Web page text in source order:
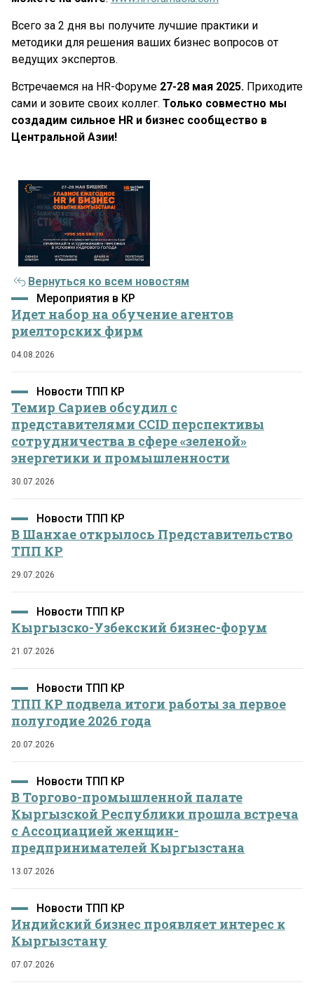
Всего за 2 дня вы получите лучшие практики и
методики для решения ваших бизнес вопросов от
ведущих экспертов.
Встречаемся на HR-Форуме 27-28 мая 2025. Приходите
сами и зовите своих коллег. Только совместно мы
создадим сильное HR и бизнес сообщество в
Центральной Азии!
Вернуться ко всем новостям
Мероприятия в КР
Идет набор на обучение агентов
риелторских фирм
04.08.2026
Новости ТПП КР
Темир Сариев обсудил с
представителями CCID перспективы
сотрудничества в сфере «зеленой»
энергетики и промышленности
30.07.2026
Новости ТПП КР
В Шанхае открылось Представительство
ТПП КР
29.07.2026
Новости ТПП КР
Кыргызско-Узбекский бизнес-форум
21.07.2026
Новости ТПП КР
ТПП КР подвела итоги работы за первое
полугодие 2026 года
20.07.2026
Новости ТПП КР
В Торгово-промышленной палате
Кыргызской Республики прошла встреча
с Ассоциацией женщин-
предпринимателей Кыргызстана
13.07.2026
Новости ТПП КР
Индийский бизнес проявляет интерес к
Кыргызстану
07.07.2026